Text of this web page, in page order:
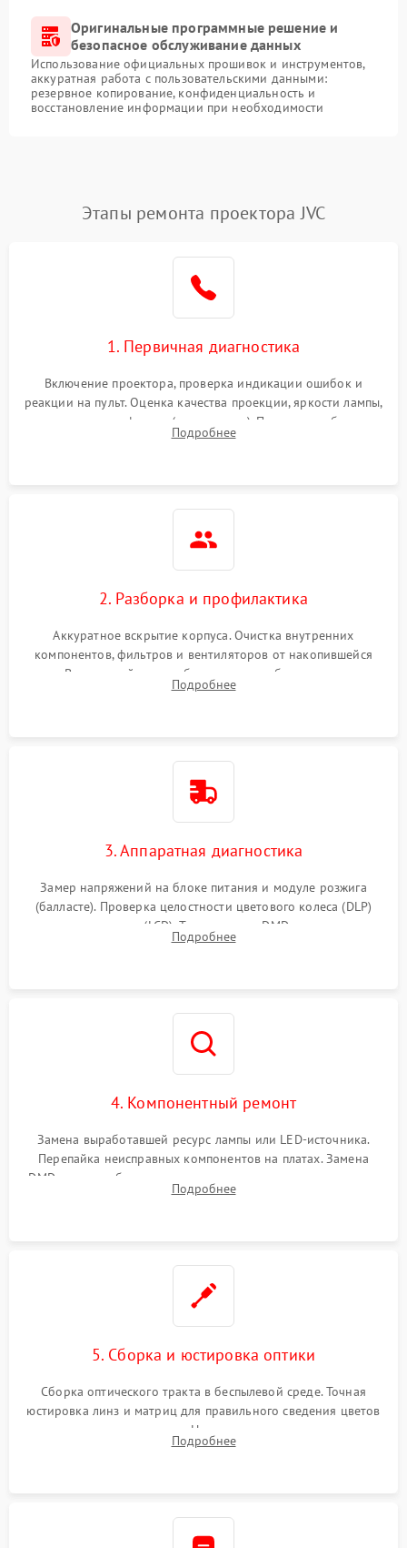
Оригинальные программные решение и
безопасное обслуживание данных
Использование официальных прошивок и инструментов,
аккуратная работа с пользовательскими данными:
резервное копирование, конфиденциальность и
восстановление информации при необходимости
Этапы ремонта проектора JVC
1. Первичная диагностика
Включение проектора, проверка индикации ошибок и
реакции на пульт. Оценка качества проекции, яркости лампы,
наличия артефактов (точки, пятна). Проверка работы
системы охлаждения по уровню шума вентиляторов.
Подробнее
2. Разборка и профилактика
Аккуратное вскрытие корпуса. Очистка внутренних
компонентов, фильтров и вентиляторов от накопившейся
пыли. Визуальный осмотр блока питания, балласта лампы и
материнской платы на наличие прогаров или вздутых
Подробнее
3. Аппаратная диагностика
Замер напряжений на блоке питания и модуле розжига
(балласте). Проверка целостности цветового колеса (DLP)
или поляризаторов (LCD). Тестирование DMD-чипа, датчиков
температуры и оптопар с помощью мультиметра и
Подробнее
4. Компонентный ремонт
Замена выработавшей ресурс лампы или LED-источника.
Перепайка неисправных компонентов на платах. Замена
DMD-чипа при битых пикселях, установка нового цветового
колеса или восстановление сгоревших поляризационных
Подробнее
5. Сборка и юстировка оптики
Сборка оптического тракта в беспылевой среде. Точная
юстировка линз и матриц для правильного сведения цветов
и устранения размытия. Надежное подключение всех
шлейфов, установка датчиков и закрытие корпуса
Подробнее